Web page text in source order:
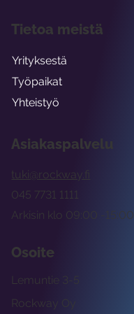
Asiakaspalvelu
tuki@rockway.fi
Arkisin klo 09:00 -15:00
045 7731 1111
Osoite
Rockway Oy
Lemuntie 3-5
Tietoa meistä
Yrityksestä
Työpaikat
Yhteistyö